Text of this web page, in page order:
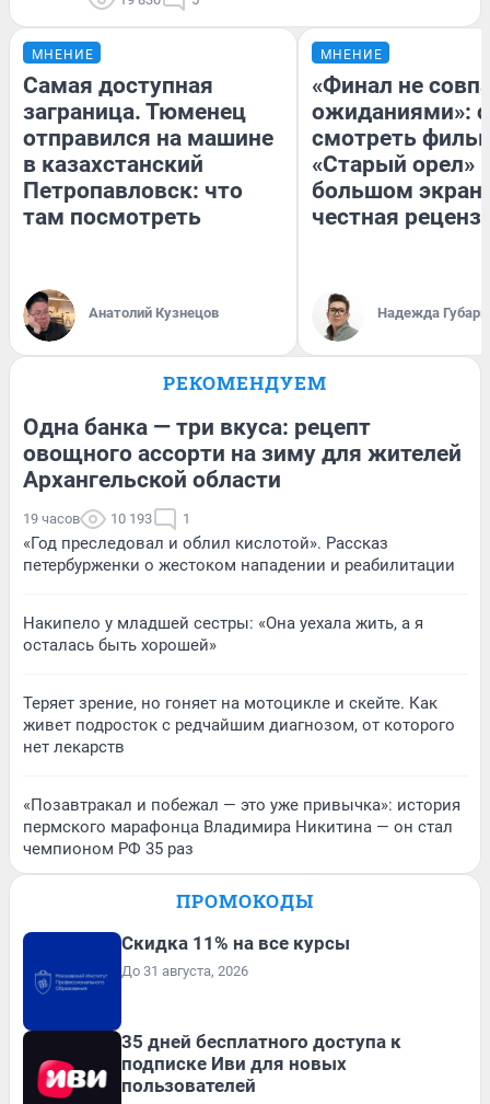
МНЕНИЕ
Самая доступная
заграница. Тюменец
отправился на машине
в казахстанский
Петропавловск: что
там посмотреть
Анатолий Кузнецов
МНЕНИЕ
«Финал не
ожиданиями»:
смотреть
«Старый орел»
большом
честная
Надежда Губарь
РЕКОМЕНДУЕМ
Одна банка — три вкуса: рецепт
овощного ассорти на зиму для жителей
Архангельской области
19 часов 10 193 1
«Год преследовал и облил кислотой». Рассказ
петербурженки о жестоком нападении и реабилитации
Накипело у младшей сестры: «Она уехала жить, а я
осталась быть хорошей»
Теряет зрение, но гоняет на мотоцикле и скейте. Как
живет подросток с редчайшим диагнозом, от которого
нет лекарств
«Позавтракал и побежал — это уже привычка»: история
пермского марафонца Владимира Никитина — он стал
чемпионом РФ 35 раз
ПРОМОКОДЫ
Скидка 11% на все курсы
До 31 августа, 2026
35 дней бесплатного доступа к
подписке Иви для новых
пользователей